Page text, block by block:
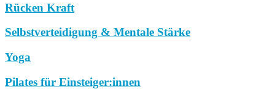
Rücken Kraft
Selbstverteidigung & Mentale Stärke
Yoga
Pilates für Einsteiger:innen